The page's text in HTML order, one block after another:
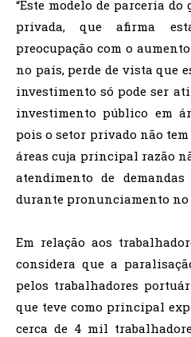
“Este modelo de parceria
privada, que afirma
preocupação com o
no país, perde de vista que
investimento só pode ser
investimento público em
pois o setor privado não
áreas cuja principal razão
atendimento de
durante pronunciamento no
Em relação aos
considera que a
pelos trabalhadores
que teve como principal
cerca de 4 mil